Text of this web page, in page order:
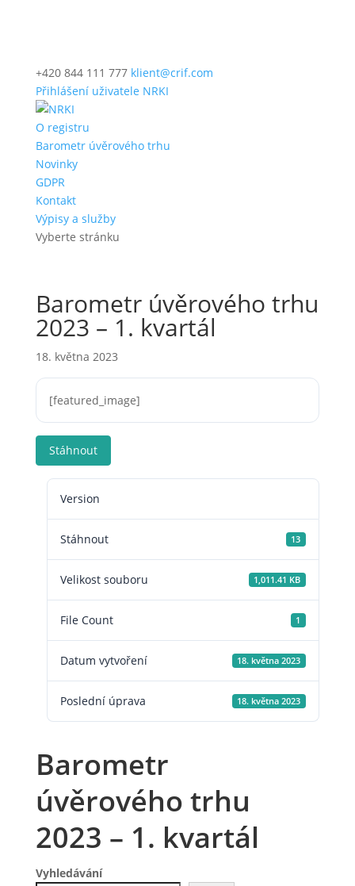
+420 844 111 777 klient@crif.com
Přihlášení uživatele NRKI
O registru
Barometr úvěrového trhu
Novinky
GDPR
Kontakt
Výpisy a služby
Vyberte stránku
Barometr úvěrového trhu
2023 – 1. kvartál
18. května 2023
[featured_image]
Stáhnout
Version
Stáhnout 13
Velikost souboru 1,011.41 KB
File Count 1
Datum vytvoření 18. května 2023
Poslední úprava 18. května 2023
Barometr
úvěrového trhu
2023 – 1. kvartál
Vyhledávání